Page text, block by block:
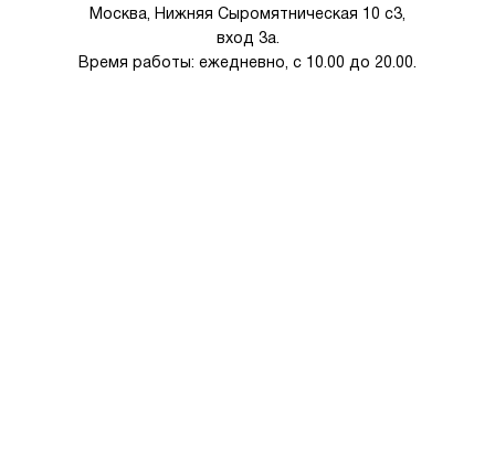
Москва, Нижняя Сыромятническая 10 с3,
вход 3а.
Время работы: ежедневно, с 10.00 до 20.00.